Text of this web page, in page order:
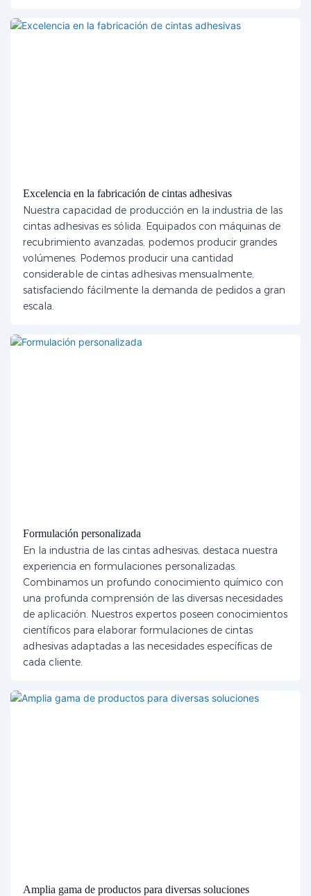
Excelencia en la fabricación de cintas adhesivas
Nuestra capacidad de producción en la industria de las
cintas adhesivas es sólida. Equipados con máquinas de
recubrimiento avanzadas, podemos producir grandes
volúmenes. Podemos producir una cantidad
considerable de cintas adhesivas mensualmente,
satisfaciendo fácilmente la demanda de pedidos a gran
escala.
Formulación personalizada
En la industria de las cintas adhesivas, destaca nuestra
experiencia en formulaciones personalizadas.
Combinamos un profundo conocimiento químico con
una profunda comprensión de las diversas necesidades
de aplicación. Nuestros expertos poseen conocimientos
científicos para elaborar formulaciones de cintas
adhesivas adaptadas a las necesidades específicas de
cada cliente.
Amplia gama de productos para diversas soluciones